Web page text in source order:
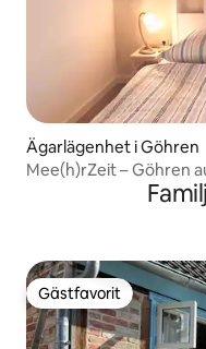
Ägarlägenhet i Göhren
Mee(h)rZeit – Göhren
Gästfavorit
Gästfavorit